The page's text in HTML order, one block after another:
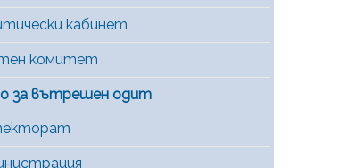
кабинет
комитет
за вътрешен одит